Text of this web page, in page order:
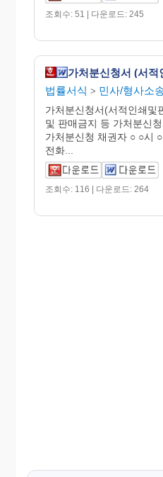
조회수: 51 | 다운로드: 245
가처분신청서 (서적
법률서식 > 민사/형사소
가처분신청서(서적인쇄및
및 판매금지 등 가처분신
가처분신청 채권자 ○ ○시
전화...
조회수: 116 | 다운로드: 264